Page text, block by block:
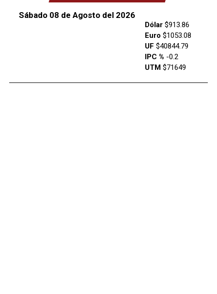
Sábado 08 de Agosto del 2026
Dólar$913.86
Euro $1053.08
UF $40844.79
IPC % -0.2
UTM $71649